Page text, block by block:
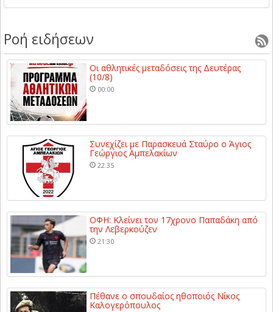
Ροή ειδήσεων
Οι αθλητικές μεταδόσεις της Δευτέρας
(10/8)
00:00
Συνεχίζει με Παρασκευά Σταύρο ο Άγιος
Γεώργιος Αμπελακίων
22:35
ΟΦΗ: Κλείνει τον 17χρονο Παπαδάκη από
την Λεβερκούζεν
21:30
Πέθανε ο σπουδαίος ηθοποιός Νίκος
Καλογερόπουλος